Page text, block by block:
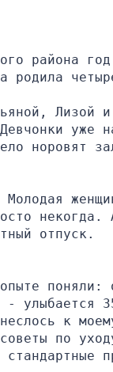
района
родила
Лизой
уже
норовят
некогда.
отпуск.
поняли:
- улыбается
к
по